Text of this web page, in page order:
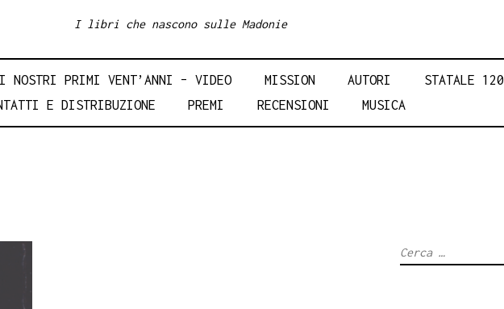
I libri che nascono sulle Madonie
I NOSTRI PRIMI VENT’ANNI – VIDEO MISSION AUTORI STATALE 120
E DISTRIBUZIONE
PREMI RECENSIONI MUSICA
Ricerca